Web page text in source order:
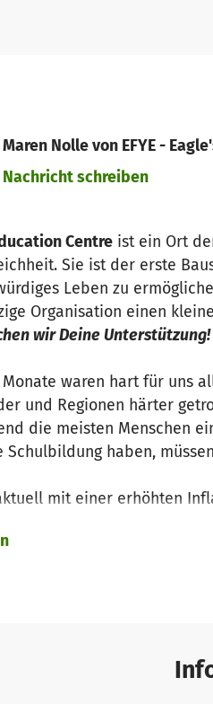
Maren Nolle von EFYE -
Nachricht schreiben
Centre ist ein Ort
Sie ist der erste
Leben zu
Organisation einen
wir Deine Unterstützung!
waren hart für uns
und Regionen härter
die meisten Menschen
Schulbildung haben,
mit einer erhöhten
eine zusätzliche
pro Klassenstufe
von ca. 75 Kindern